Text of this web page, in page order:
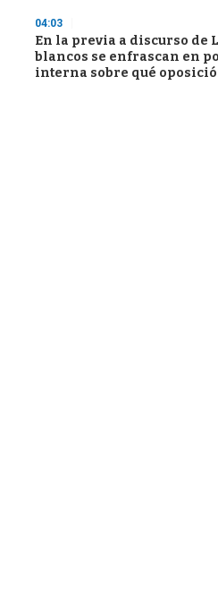
04:03
En la previa a discurso de
blancos se enfrascan en
interna sobre qué